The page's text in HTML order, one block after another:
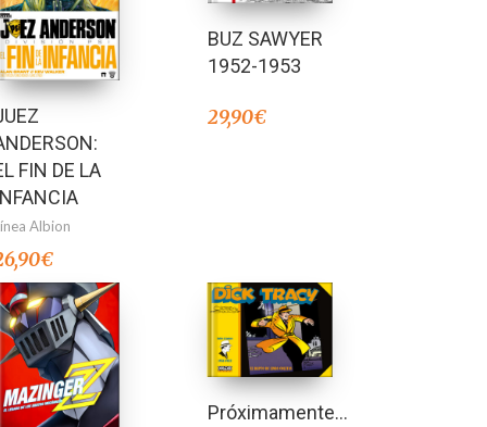
FIN DE LA
Albion
€
BUZ SAWYER
1952-1953
29,90€
Próximamente…